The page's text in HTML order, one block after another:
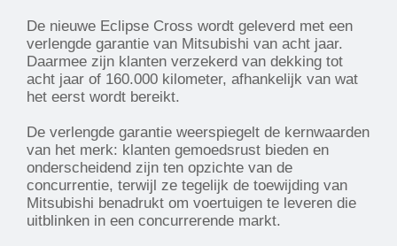
De nieuwe Eclipse Cross wordt geleverd met een
verlengde garantie van Mitsubishi van acht jaar.
Daarmee zijn klanten verzekerd van dekking tot
acht jaar of 160.000 kilometer, afhankelijk van wat
het eerst wordt bereikt.
De verlengde garantie weerspiegelt de kernwaarden
van het merk: klanten gemoedsrust bieden en
onderscheidend zijn ten opzichte van de
concurrentie, terwijl ze tegelijk de toewijding van
Mitsubishi benadrukt om voertuigen te leveren die
uitblinken in een concurrerende markt.